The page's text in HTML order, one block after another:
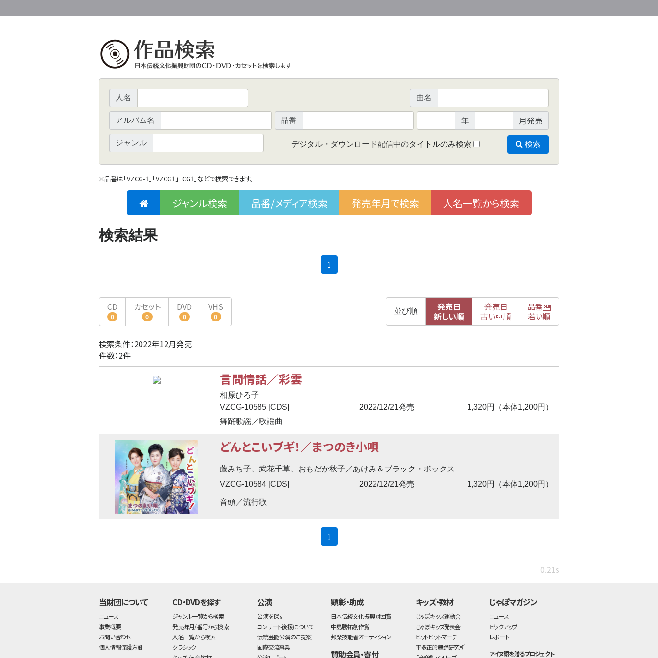
人名 曲名
アルバム名 品番 年 月発売
ジャンル デジタル・ダウンロード配信中のタイトルのみ検索 検索
※品番は「VZCG-1」「VZCG1」「CG1」などで検索できます。
ジャンル検索 品番/メディア検索 発売年月で検索 人名一覧から検索
検索結果
1
CD
0
カセット
0
DVD
0
VHS
0
並び順
発売日
新しい順
発売日
古い順
品番
若い順
検索条件：2022年12月発売
件数：2件
言問情話／彩雲
相原ひろ子
VZCG-10585 [CDS]
2022/12/21発売
1,320円（本体1,200円）
舞踊歌謡／歌謡曲
どんとこいブギ！／まつのき小唄
藤みち子、武花千草、おもだか秋子／あけみ＆ブラック・ボックス
VZCG-10584 [CDS]
2022/12/21発売 1,320円（本体1,200円）
音頭／流行歌
1
0.21s
当財団について
ニュース
事業概要
お問い合わせ
個人情報保護方針
CD・DVDを探す
ジャンル一覧から検索
発売年月/番号から検索
人名一覧から検索
クラシック
公演
公演を探す
コンサート後援について
伝統芸能公演のご提案
国際交流事業
顕彰・助成
日本伝統文化振興財団賞
中島勝祐創作賞
邦楽技能者オーディション
賛助会員・寄付
キッズ・教材
じゃぽキッズ運動会
じゃぽキッズ発表会
ヒットヒットマーチ
平多正於舞踊研究所
じゃぽマガジン
ニュース
ピックアップ
レポート
アイヌ語を贈るプロジェクト